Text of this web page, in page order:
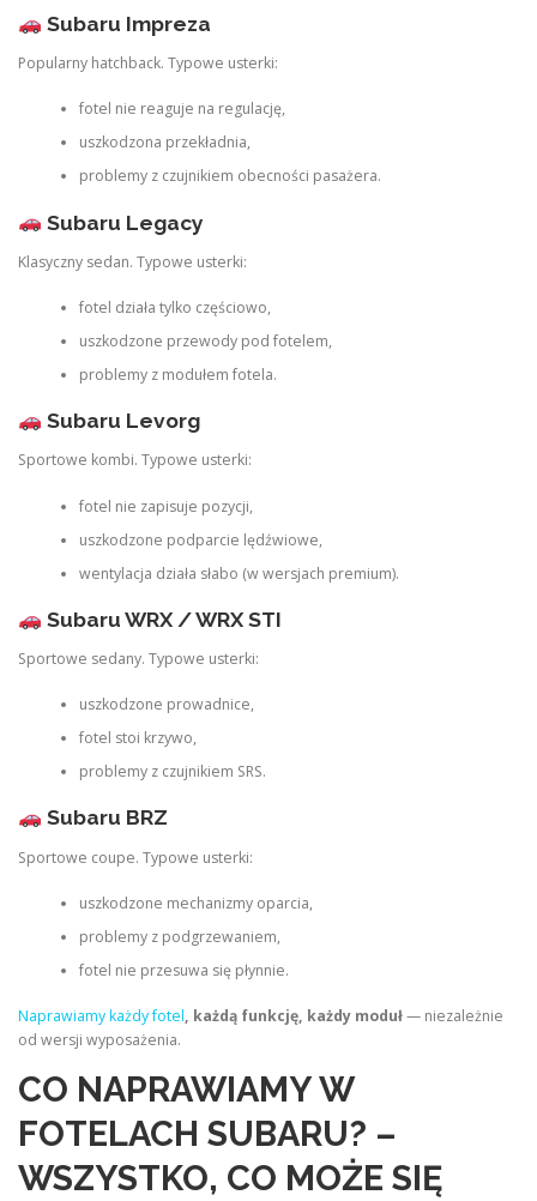
Subaru Impreza
Popularny hatchback. Typowe usterki:
fotel nie reaguje na regulację,
uszkodzona przekładnia,
problemy z czujnikiem obecności pasażera.
Subaru Legacy
Klasyczny sedan. Typowe usterki:
fotel działa tylko częściowo,
uszkodzone przewody pod fotelem,
problemy z modułem fotela.
Subaru Levorg
Sportowe kombi. Typowe usterki:
fotel nie zapisuje pozycji,
uszkodzone podparcie lędźwiowe,
wentylacja działa słabo (w wersjach premium).
Subaru WRX / WRX STI
Sportowe sedany. Typowe usterki:
uszkodzone prowadnice,
fotel stoi krzywo,
problemy z czujnikiem SRS.
Subaru BRZ
Sportowe coupe. Typowe usterki:
uszkodzone mechanizmy oparcia,
problemy z podgrzewaniem,
fotel nie przesuwa się płynnie.
Naprawiamy każdy fotel, każdą funkcję, każdy moduł— niezależnie
od wersji wyposażenia.
CO NAPRAWIAMY W
FOTELACH SUBARU? –
WSZYSTKO, CO MOŻE SIĘ